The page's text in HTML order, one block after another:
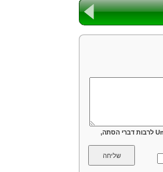
של אתר UnderWarrior לרבות דברי הסתה,